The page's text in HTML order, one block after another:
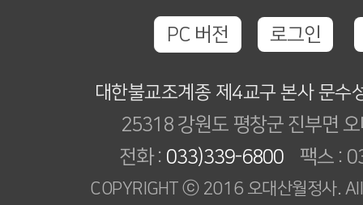
PC 버전 로그인
대한불교조계종 제4교구 본사 문수
25318 강원도 평창군 진부면
전화 : 033)339-6800 팩스 :
COPYRIGHT ⓒ 2016 오대산월정사.